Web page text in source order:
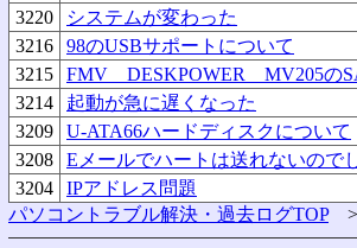
3220
システムが変わった
3216
98のUSBサポートについて
3215
FMV DESKPOWER MV205の
3214
起動が急に遅くなった
3209
U-ATA66ハードディスクについて
3208
Eメールでハートは送れないので
3204
IPアドレス問題
パソコントラブル解決・過去ログTOP